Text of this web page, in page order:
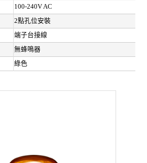
100-240V AC
2點孔位安裝
端子台接線
無蜂鳴器
綠色